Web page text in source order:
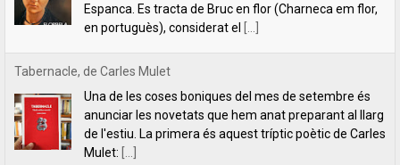
Mulet:[...]
Lletra Impresa aposta per la poesia en clau feminista amb motiu
del 8 de Març
L’editorial Lletra Impresa Edicions acaba de publicar
dos títols de poesia que aposten, clarament i sense
fissures, per autores feministes. D’una banda, han
tret a la llum editorial el poemari